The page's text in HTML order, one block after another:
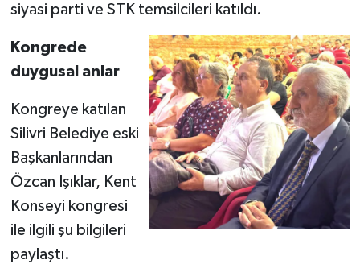
siyasi parti ve STK temsilcileri katıldı.
Kongrede
duygusal anlar
Kongreye katılan
Silivri Belediye eski
Başkanlarından
Özcan Işıklar, Kent
Konseyi kongresi
ile ilgili şu bilgileri
paylaştı.